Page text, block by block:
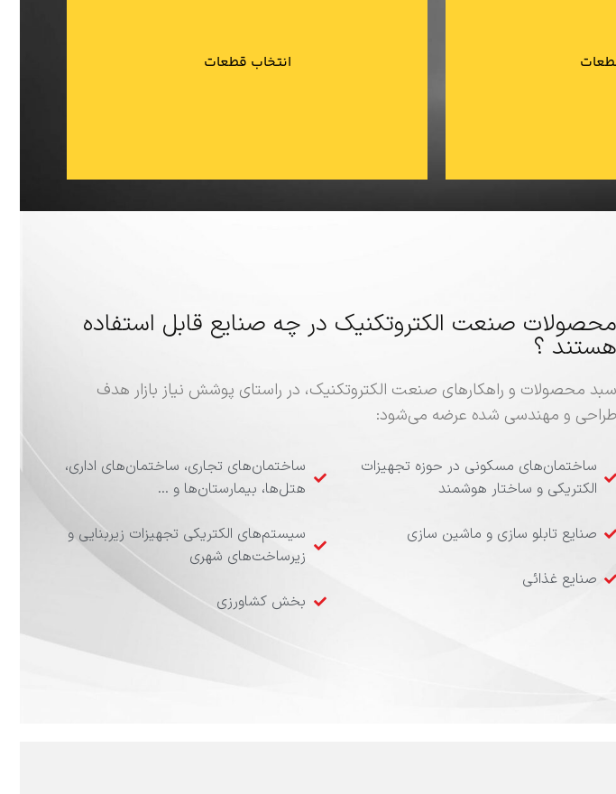
مناسب ترین ابزار را انتخاب قطعات
پس از تشخیص و انتخاب ابزار مناسب خود دیگر با خاطر
محصولات صنعت الکتروتکنیک در چه صنایع قابل استفاده
هستند ؟
سبد محصولات و راهکارهای صنعت الکتروتکنیک، در راستای پوشش نیاز بازار هدف
طراحی و مهندسی شده عرضه می‌شود:
ساختمان‌های مسکونی در حوزه تجهیزات
الکتریکی و ساختار هوشمند
صنایع تابلو سازی و ماشین سازی
صنایع غذائی
ساختمان‌های تجاری، ساختمان‌های اداری،
هتل‌ها، بیمارستان‌ها و …
سیستم‌های الکتریکی تجهیزات زیربنایی و
زیرساخت‌های شهری
بخش کشاورزی